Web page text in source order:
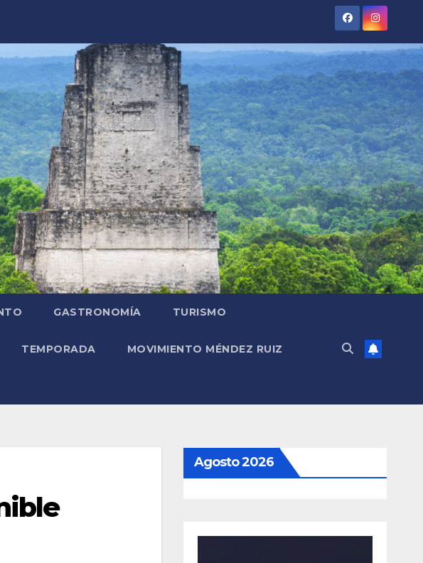
GASTRONOMÍA TURISMO
TEMPORADA MOVIMIENTO MÉNDEZ RUIZ
Agosto 2026